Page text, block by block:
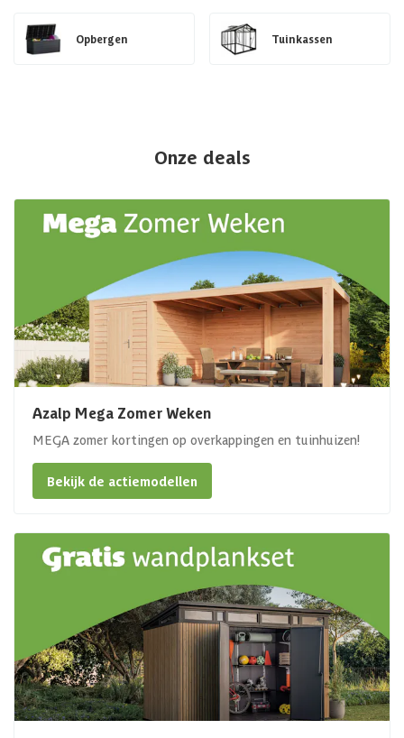
Opbergen Tuinkassen
Onze deals
Azalp Mega Zomer Weken
MEGA zomer kortingen op overkappingen en tuinhuizen!
Bekijk de actiemodellen